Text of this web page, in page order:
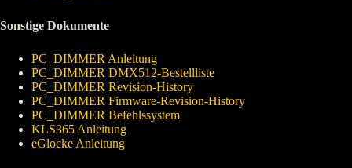
Sonstige Dokumente
PC_DIMMER Anleitung
PC_DIMMER DMX512-Bestellliste
PC_DIMMER Revision-History
PC_DIMMER Firmware-Revision-History
PC_DIMMER Befehlssystem
KLS365 Anleitung
eGlocke Anleitung